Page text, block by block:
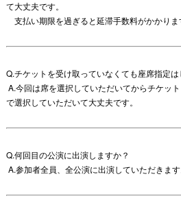
て大丈夫です。
支払い期限を過ぎると延滞手数料がかかりま
Q.チケットを受け取っていなくても座席指定
A.今回は席を選択していただいてからチケッ
で選択していただいて大丈夫です。
Q.何回目の公演に出演しますか？
A.参加者全員、全公演に出演していただきま